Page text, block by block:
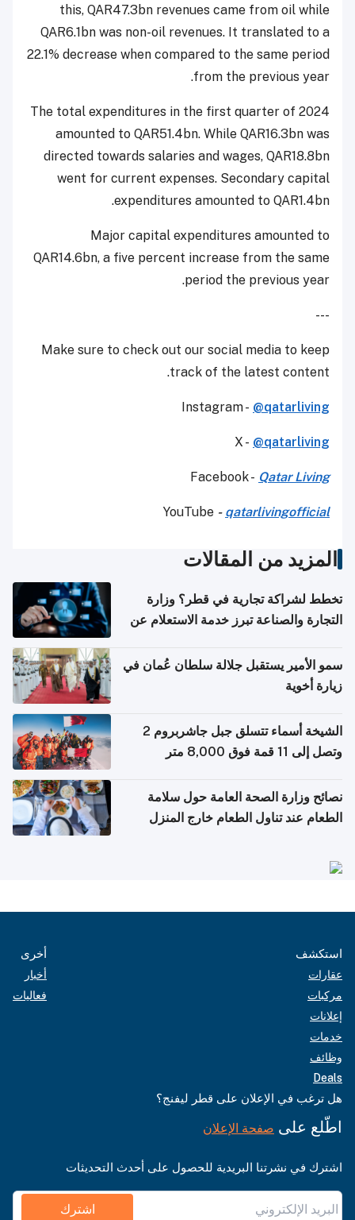
this, QAR47.3bn revenues came from oil while
QAR6.1bn was non-oil revenues. It translated to a
22.1% decrease when compared to the same period
from the previous year.
The total expenditures in the first quarter of 2024
amounted to QAR51.4bn. While QAR16.3bn was
directed towards salaries and wages, QAR18.8bn
went for current expenses. Secondary capital
expenditures amounted to QAR1.4bn.
Major capital expenditures amounted to
QAR14.6bn, a five percent increase from the same
period the previous year.
---
Make sure to check out our social media to keep
track of the latest content.
Instagram - @qatarliving
X - @qatarliving
Facebook - Qatar Living
YouTube - qatarlivingofficial
المزيد من المقالات
تخطط لشراكة تجارية في قطر؟ وزارة
التجارة والصناعة تبرز خدمة الاستعلام عن
سمو الأمير يستقبل جلالة سلطان عُمان في
زيارة أخوية
الشيخة أسماء تتسلق جبل جاشربروم 2
وتصل إلى 11 قمة فوق 8,000 متر
نصائح وزارة الصحة العامة حول سلامة
الطعام عند تناول الطعام خارج المنزل
استكشف
عقارات
مركبات
إعلانات
خدمات
وظائف
Deals
أخرى
أخبار
فعاليات
هل ترغب في الإعلان على قطر ليفنج؟
اطّلع على صفحة الإعلان
اشترك في نشرتنا البريدية للحصول على أحدث التحديثات
اشترك